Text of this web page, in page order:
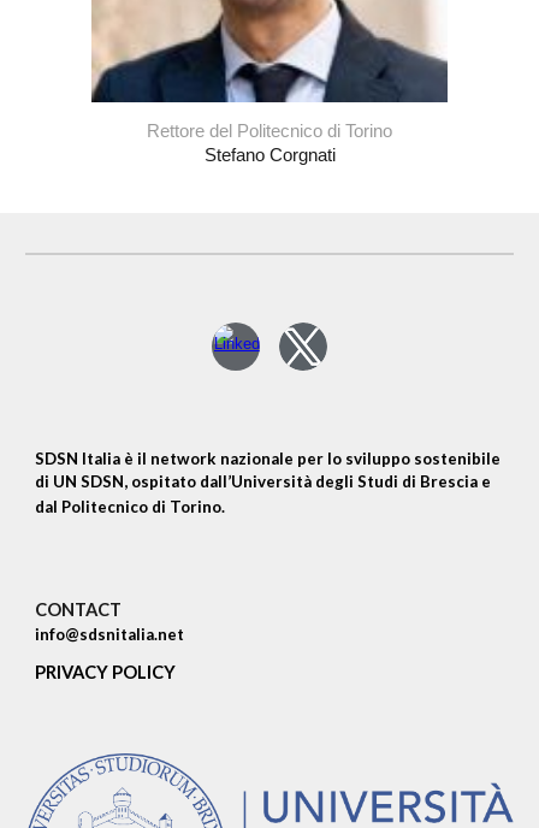
Rettore del Politecnico di Torino
Stefano Corgnati
SDSN Italia è il network nazionale per lo sviluppo sostenibile
di UN SDSN, ospitato dall’Università degli Studi di Brescia e
dal Politecnico di Torino.
CONTACT
info@sdsnitalia.net
PRIVACY POLICY